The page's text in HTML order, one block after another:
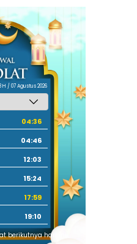
H / 07 Agustus 2026
04:36
04:46
12:03
15:24
17:59
19:10
berikutnya hari ini.